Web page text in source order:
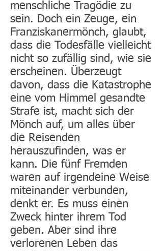
menschliche Tragödie zu
sein. Doch ein Zeuge, ein
Franziskanermönch, glaubt,
dass die Todesfälle vielleicht
nicht so zufällig sind, wie sie
erscheinen. Überzeugt
davon, dass die Katastrophe
eine vom Himmel gesandte
Strafe ist, macht sich der
Mönch auf, um alles über
die Reisenden
herauszufinden, was er
kann. Die fünf Fremden
waren auf irgendeine Weise
miteinander verbunden,
denkt er. Es muss einen
Zweck hinter ihrem Tod
geben. Aber sind ihre
verlorenen Leben das